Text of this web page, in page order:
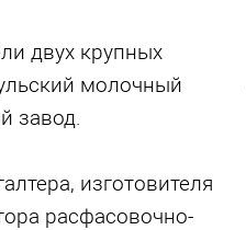
двух крупных
молочный
завод.
изготовителя
расфасовочно-